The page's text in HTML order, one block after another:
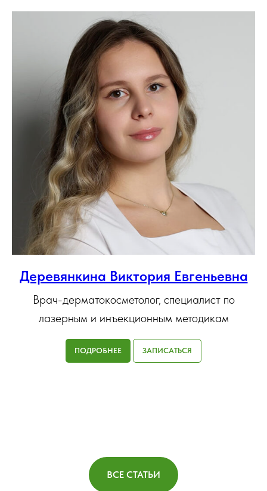
Деревянкина Виктория Евгеньевна
Врач-дерматокосметолог, специалист по
лазерным и инъекционным методикам
ПОДРОБНЕЕ ЗАПИСАТЬСЯ
ВСЕ СТАТЬИ